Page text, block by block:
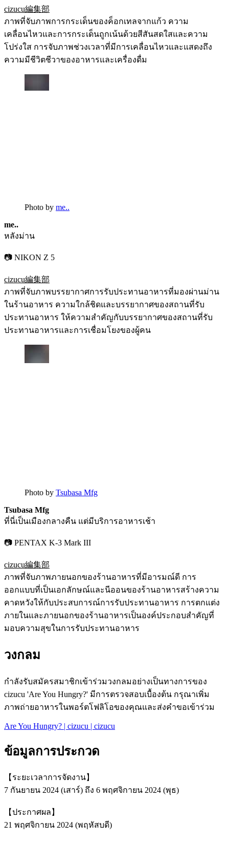
cizucu編集部
ภาพที่จับภาพการกระเด็นของค็อกเทลจากแก้ว ความ
เคลื่อนไหวและการกระเด็นถูกเน้นด้วยสีสันสดใสและความ
โปร่งใส การจับภาพช่วงเวลาที่มีการเคลื่อนไหวและแสดงถึง
ความมีชีวิตชีวาของอาหารและเครื่องดื่ม
Photo by me..
me..
หลังม่าน
📷 NIKON Z 5
cizucu編集部
ภาพที่จับภาพบรรยากาศการรับประทานอาหารที่มองผ่านม่าน
ในร้านอาหาร ความใกล้ชิดและบรรยากาศของสถานที่รับ
ประทานอาหาร ให้ความสำคัญกับบรรยากาศของสถานที่รับ
ประทานอาหารและการเชื่อมโยงของผู้คน
Photo by Tsubasa Mfg
Tsubasa Mfg
ที่นี่เป็นเมืองกลางคืน แต่มีบริการอาหารเช้า
📷 PENTAX K-3 Mark III
cizucu編集部
ภาพที่จับภาพภายนอกของร้านอาหารที่มีอารมณ์ดี การ
ออกแบบที่เป็นเอกลักษณ์และนีออนของร้านอาหารสร้างความ
คาดหวังให้กับประสบการณ์การรับประทานอาหาร การตกแต่ง
ภายในและภายนอกของร้านอาหารเป็นองค์ประกอบสำคัญที่
มอบความสุขในการรับประทานอาหาร
วงกลม
กำลังรับสมัครสมาชิกเข้าร่วมวงกลมอย่างเป็นทางการของ
cizucu 'Are You Hungry?' มีการตรวจสอบเบื้องต้น กรุณาเพิ่ม
ภาพถ่ายอาหารในพอร์ตโฟลิโอของคุณและส่งคำขอเข้าร่วม
Are You Hungry? | cizucu | cizucu
ข้อมูลการประกวด
【ระยะเวลาการจัดงาน】
7 กันยายน 2024 (เสาร์) ถึง 6 พฤศจิกายน 2024 (พุธ)
【ประกาศผล】
21 พฤศจิกายน 2024 (พฤหัสบดี)